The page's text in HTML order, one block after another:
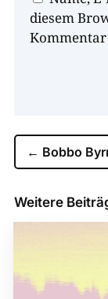
diesem
← Bobbo
Weitere